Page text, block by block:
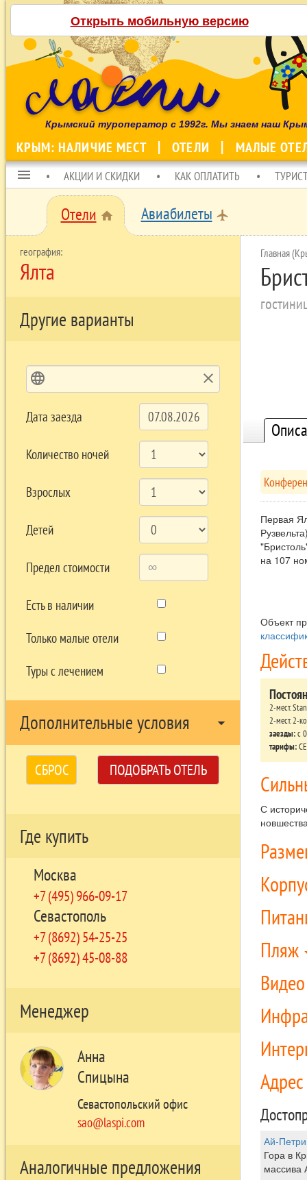
Открыть мобильную версию
Крымский туроператор с 1992г. Мы знаем наш
КРЫМ: НАЛИЧИЕ МЕСТ ОТЕЛИ МАЛЫЕ
menu АКЦИИ И СКИДКИ КАК ОПЛАТИТЬ
Отели home Авиабилеты local_airport
Ялта
Другие варианты
language clear
Дата заезда
Количество ночей
Взрослых
Детей
Предел стоимости
Есть в наличии
Только малые отели
Туры с лечением
Дополнительные условия arrow_drop_down
СБРОС ПОДОБРАТЬ ОТЕЛЬ
Где купить
Москва
+7 (495) 966-09-17
Севастополь
+7 (8692) 54-25-25
+7 (8692) 45-08-88
Менеджер
Анна
Спицына
Севастопольский офис
sao@laspi.com
Аналогичные предложения
Главная
Первая
на 107
Объект
2-мест.
2-мест. 2-
заезды:c
тарифы:
С
Пляж
Адрес
Ай-Петри
Гора в
массива